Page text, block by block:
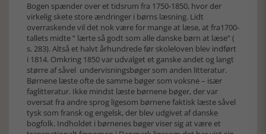
Bogen spænder over et tidsrum fra 1750-1850, hvor der
virkelig skete store ændringer i børns læsning. Lidt
overraskende vil det nok være for mange at læse, at fra1700-
tallets midte ” lærte så godt som alle danske børn at læse” (
s. 283). Altså et halvt århundrede før skoleloven blev indført
i 1814. Omkring 1850 var udvalget et ganske andet og langt
større af såvel undervisningsbøger som anden litteratur.
Børnene læste ofte de samme bøger som voksne – især
faglitteratur. Ikke mindst læste børnene bøger, der var
oversat fra andre sprog ligesom børnene faktisk læste såvel
tysk som fransk og engelsk, der blev udgivet af danske
bogfolk. Indholdet i børnenes bøger viser sig at være et